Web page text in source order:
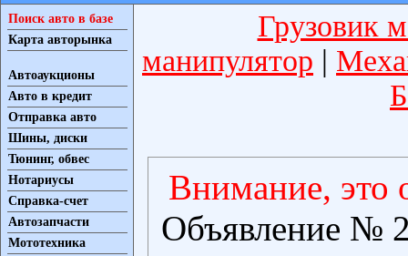
Поиск авто в базе
Карта авторынка
Автоаукционы
Авто в кредит
Отправка авто
Шины, диски
Тюнинг, обвес
Нотариусы
Справка-счет
Автозапчасти
Мототехника
Грузовик
манипулятор |
Внимание, это
Объявление №